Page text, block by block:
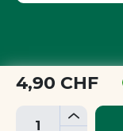
4,90 CHF
+
i
p